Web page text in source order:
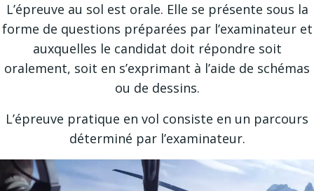
L’épreuve au sol est orale. Elle se présente sous la
forme de questions préparées par l’examinateur et
auxquelles le candidat doit répondre soit
oralement, soit en s’exprimant à l’aide de schémas
ou de dessins.
L’épreuve pratique en vol consiste en un parcours
déterminé par l’examinateur.